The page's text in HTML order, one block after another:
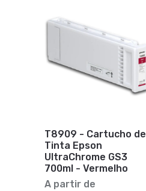
T8909 - Cartucho de
Tinta Epson
UltraChrome GS3
700ml - Vermelho
A partir de